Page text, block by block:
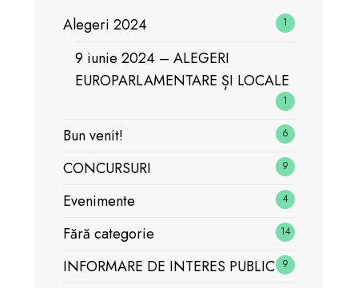
Alegeri 2024 1
9 iunie 2024 – ALEGERI
EUROPARLAMENTARE ȘI LOCALE
1
Bun venit! 6
CONCURSURI 9
Evenimente 4
Fără categorie 14
INFORMARE DE INTERES PUBLIC 9